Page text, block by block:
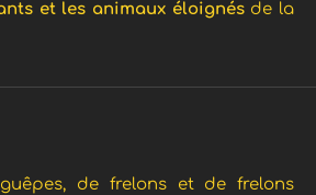
et les animaux éloignés de la
de frelons et de frelons